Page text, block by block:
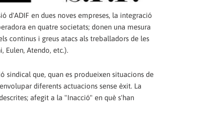
d'ADIF en dues noves empreses, la integració
en quatre societats; donen una mesura
continus i greus atacs als treballadors de les
Eulen, Atendo, etc.).
sindical que, quan es produeixen situacions de
diferents actuacions sense èxit. La
afegit a la "Inacció" en què s'han